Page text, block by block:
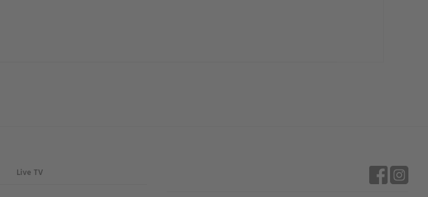
Live TV